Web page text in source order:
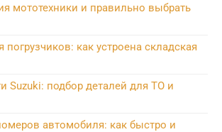
мототехники и правильно выбрать
погрузчиков: как устроена складская
Suzuki: подбор деталей для ТО и
автомобиля: как быстро и